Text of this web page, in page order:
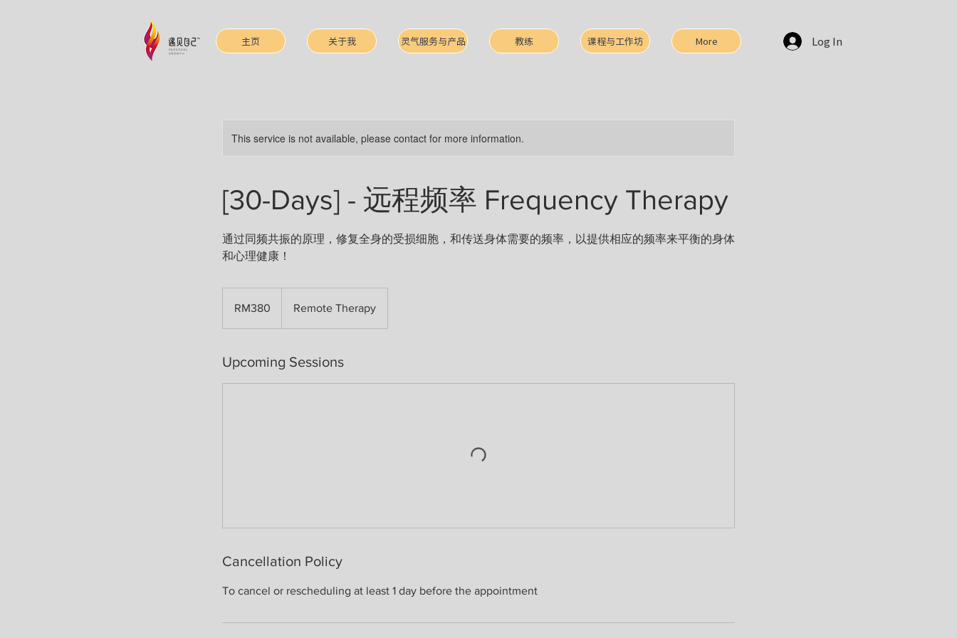
主页 关于我 灵气服务与产品 教练 课程与工作坊 More Log In
This service is not available, please contact for more information.
[30-Days] - 远程频率 Frequency Therapy
通过同频共振的原理，修复全身的受损细胞，和传送身体需要的频率，以提供相应的频率来平衡的身体
和心理健康！
RM380 Remote Therapy
Upcoming Sessions
Cancellation Policy
To cancel or rescheduling at least 1 day before the appointment